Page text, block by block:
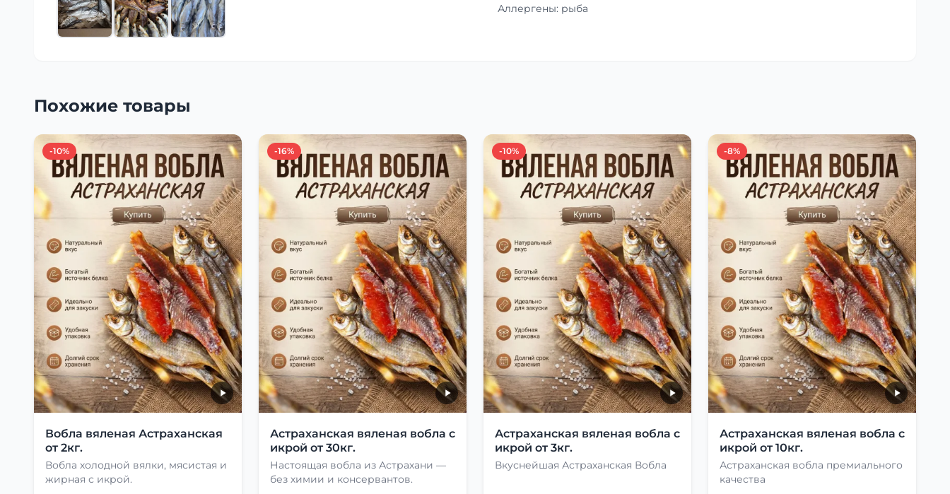
Аллергены: рыба
Похожие товары
-10%
Вобла вяленая Астраханская
от 2кг.
Вобла холодной вялки, мясистая и
жирная с икрой.
-16%
Астраханская вяленая вобла с
икрой от 30кг.
Настоящая вобла из Астрахани —
без химии и консервантов.
-10%
Астраханская вяленая вобла с
икрой от 3кг.
Вкуснейшая Астраханская Вобла
-8%
Астраханская вяленая вобла с
икрой от 10кг.
Астраханская вобла премиального
качества